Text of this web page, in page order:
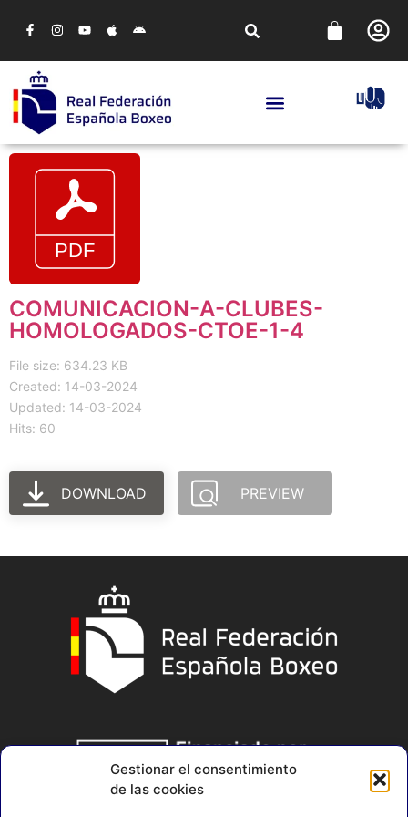
Gestionar el consentimiento
de las cookies
COMUNICACION-A-CLUBES-
HOMOLOGADOS-CTOE-1-4
File size: 634.23 KB
Created: 14-03-2024
Updated: 14-03-2024
Hits: 60
DOWNLOAD PREVIEW